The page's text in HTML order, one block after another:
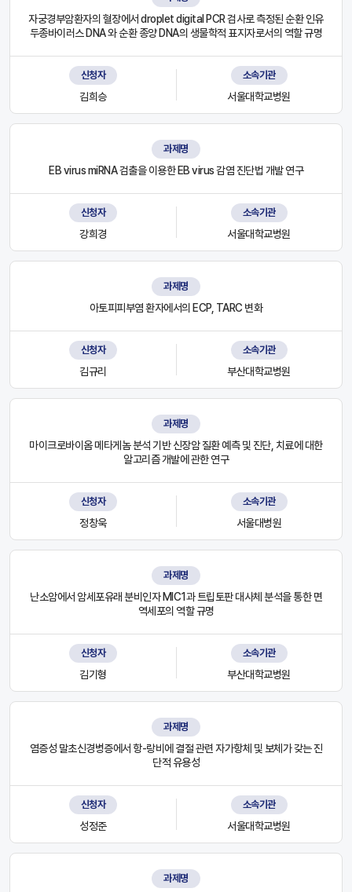
자궁경부암환자의 혈장에서 droplet digital PCR 검사로 측정된 순환 인유
두종바이러스 DNA 와 순환 종양 DNA의 생물학적 표지자로서의 역할 규명
신청자
김희승
소속기관
서울대학교병원
과제명
EB virus miRNA 검출을 이용한 EB virus 감염 진단법 개발 연구
신청자
강희경
소속기관
서울대학교병원
과제명
아토피피부염 환자에서의 ECP, TARC 변화
신청자
김규리
소속기관
부산대학교병원
과제명
마이크로바이옴 메타게놈 분석 기반 신장암 질환 예측 및 진단, 치료에 대한
알고리즘 개발에 관한 연구
신청자
정창욱
소속기관
서울대병원
과제명
난소암에서 암세포유래 분비인자 MIC1과 트립토판 대사체 분석을 통한 면
역세포의 역할 규명
신청자
김기형
소속기관
부산대학교병원
과제명
염증성 말초신경병증에서 항-랑비에 결절 관련 자가항체 및 보체가 갖는 진
단적 유용성
신청자
성정준
소속기관
서울대학교병원
과제명